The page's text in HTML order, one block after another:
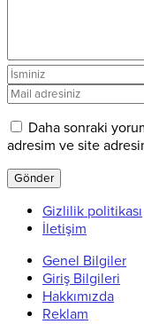
Daha sonraki
adresim ve site
Gizlilik politikası
İletişim
Genel Bilgiler
Giriş Bilgileri
Hakkımızda
Reklam